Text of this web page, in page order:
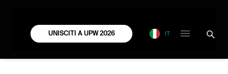
UNISCITI A UPW 2026 IT